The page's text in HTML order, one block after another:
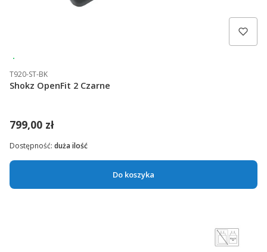
T920-ST-BK
Shokz OpenFit 2 Czarne
799,00 zł
Do koszyka
Dostępność: duża ilość